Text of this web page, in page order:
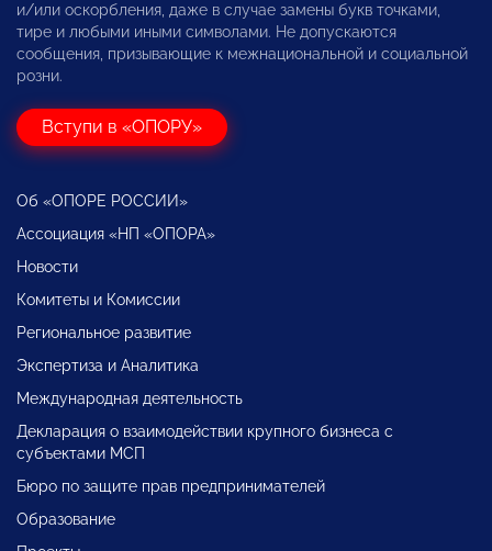
и/или оскорбления, даже в случае замены букв точками,
тире и любыми иными символами. Не допускаются
сообщения, призывающие к межнациональной и социальной
розни.
Вступи в «ОПОРУ»
Об «ОПОРЕ РОССИИ»
Ассоциация «НП «ОПОРА»
Новости
Комитеты и Комиссии
Региональное развитие
Экспертиза и Аналитика
Международная деятельность
Декларация о взаимодействии крупного бизнеса с
субъектами МСП
Бюро по защите прав предпринимателей
Образование